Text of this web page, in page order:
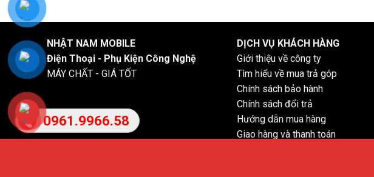
0961.9966.58
NHẬT NAM MOBILE
Điện Thoại - Phụ Kiện Công Nghệ
MÁY CHẤT - GIÁ TỐT
DỊCH VỤ KHÁCH HÀNG
Giới thiệu về công ty
Tìm hiểu về mua trả góp
Chính sách bảo hành
Chính sách đổi trả
Hướng dẫn mua hàng
Giao hàng và thanh toán